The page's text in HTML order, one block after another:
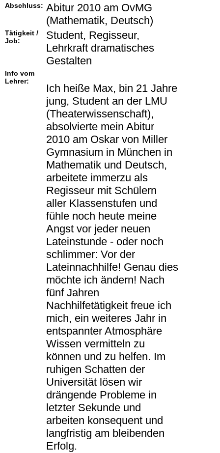
Abschluss: Abitur 2010 am OvMG
(Mathematik, Deutsch)
Tätigkeit /
Job:
Student, Regisseur,
Lehrkraft dramatisches
Gestalten
Info vom
Lehrer:
Ich heiße Max, bin 21 Jahre
jung, Student an der LMU
(Theaterwissenschaft),
absolvierte mein Abitur
2010 am Oskar von Miller
Gymnasium in München in
Mathematik und Deutsch,
arbeitete immerzu als
Regisseur mit Schülern
aller Klassenstufen und
fühle noch heute meine
Angst vor jeder neuen
Lateinstunde - oder noch
schlimmer: Vor der
Lateinnachhilfe! Genau dies
möchte ich ändern! Nach
fünf Jahren
Nachhilfetätigkeit freue ich
mich, ein weiteres Jahr in
entspannter Atmosphäre
Wissen vermitteln zu
können und zu helfen. Im
ruhigen Schatten der
Universität lösen wir
drängende Probleme in
letzter Sekunde und
arbeiten konsequent und
langfristig am bleibenden
Erfolg.